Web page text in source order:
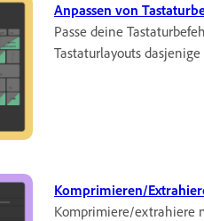
Anpassen von
Passe deine
Tastaturlayouts
Komprimieren/
Komprimiere/extrahiere